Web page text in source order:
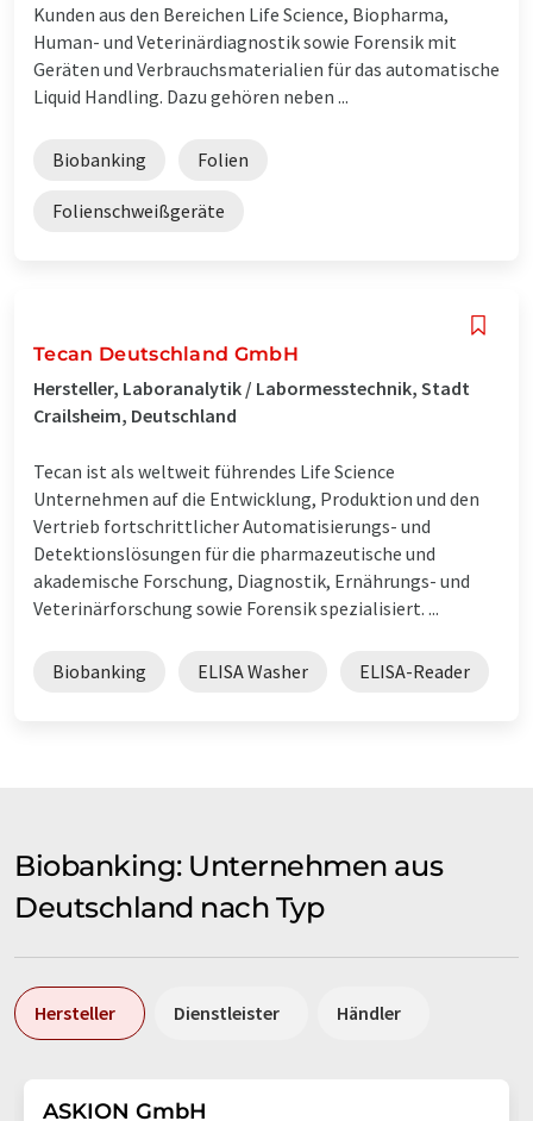
Kunden aus den Bereichen Life Science, Biopharma,
Human- und Veterinärdiagnostik sowie Forensik mit
Geräten und Verbrauchsmaterialien für das automatische
Liquid Handling. Dazu gehören neben ...
Biobanking Folien
Folienschweißgeräte
Tecan Deutschland GmbH
Hersteller, Laboranalytik / Labormesstechnik, Stadt
Crailsheim, Deutschland
Tecan ist als weltweit führendes Life Science
Unternehmen auf die Entwicklung, Produktion und den
Vertrieb fortschrittlicher Automatisierungs- und
Detektionslösungen für die pharmazeutische und
akademische Forschung, Diagnostik, Ernährungs- und
Veterinärforschung sowie Forensik spezialisiert. ...
Biobanking ELISA Washer ELISA-Reader
Biobanking: Unternehmen aus
Deutschland nach Typ
Hersteller Dienstleister Händler
ASKION GmbH